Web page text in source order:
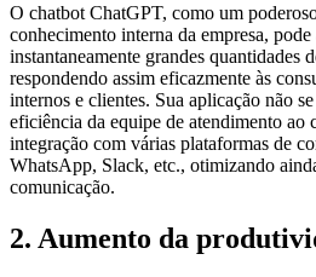
O chatbot ChatGPT, como um
conhecimento interna da empresa, pode
instantaneamente grandes quantidades
respondendo assim eficazmente às
internos e clientes. Sua aplicação não
eficiência da equipe de atendimento ao
integração com várias plataformas de
WhatsApp, Slack, etc., otimizando
comunicação.
2. Aumento da